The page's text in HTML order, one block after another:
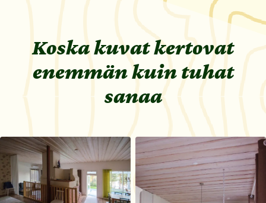
Koska kuvat kertovat
enemmän kuin tuhat
sanaa